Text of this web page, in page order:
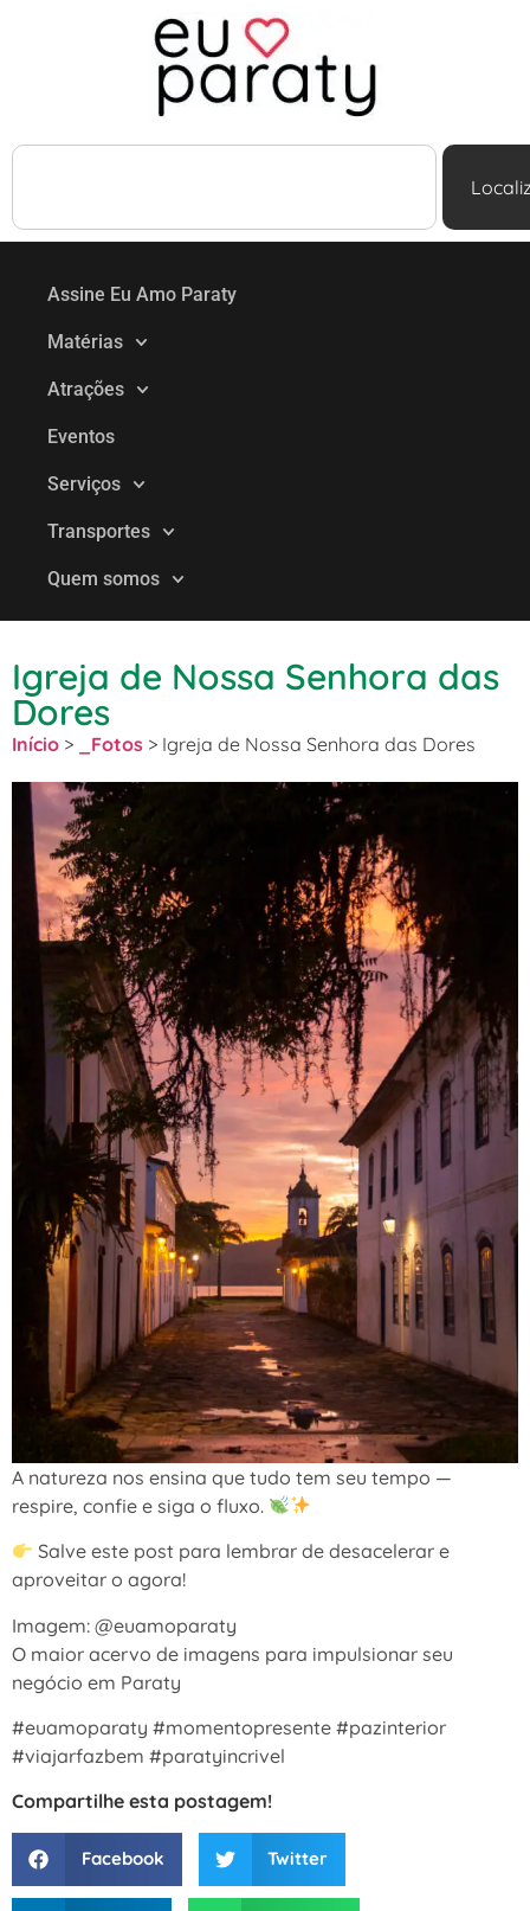
Assine Eu Amo Paraty
Matérias
Atrações
Eventos
Serviços
Transportes
Quem somos
Igreja de Nossa Senhora das
Dores
Início > _Fotos > Igreja de Nossa Senhora das Dores
A natureza nos ensina que tudo tem seu tempo —
respire, confie e siga o fluxo.
Salve este post para lembrar de desacelerar e
aproveitar o agora!
Imagem: @euamoparaty
O maior acervo de imagens para impulsionar seu
negócio em Paraty
#euamoparaty #momentopresente #pazinterior
#viajarfazbem #paratyincrivel
Compartilhe esta postagem!
Facebook Twitter